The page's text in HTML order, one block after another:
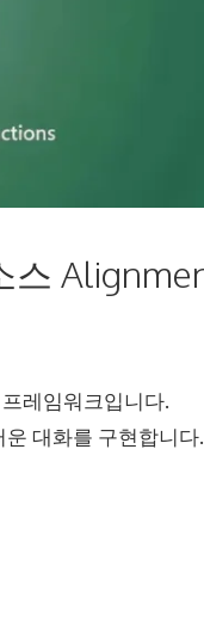
스
레임워크입니다.
대화를 구현합니다.